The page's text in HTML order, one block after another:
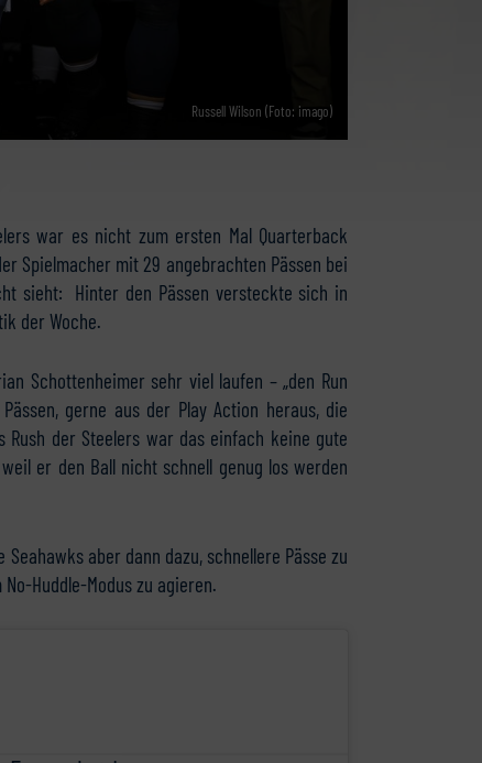
Russell Wilson (Foto: imago)
war es nicht zum ersten Mal Quarterback
Spielmacher mit 29 angebrachten Pässen bei
sieht: Hinter den Pässen versteckte sich in
der Woche.
Schottenheimer sehr viel laufen – „den Run
gerne aus der Play Action heraus, die
Rush der Steelers war das einfach keine gute
er den Ball nicht schnell genug los werden
aber dann dazu, schnellere Pässe zu
Huddle-Modus zu agieren.